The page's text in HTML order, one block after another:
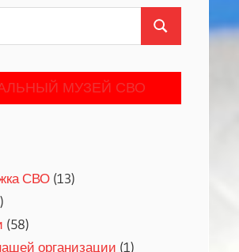
Поиск
МУЗЕЙ СВО
СВО(13)
(58)
организации (1)